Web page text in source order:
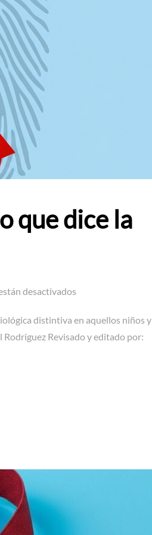
que dice la
desactivados
distintiva en aquellos niños y
Revisado y editado por: